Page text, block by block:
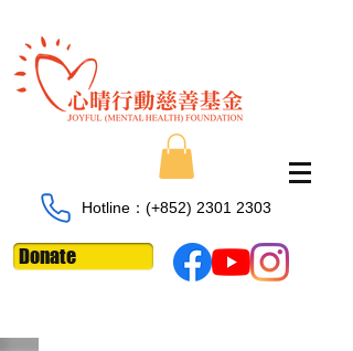
Hotline：​​(+852) 2301 2303
Donate